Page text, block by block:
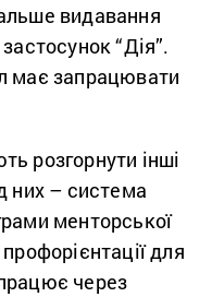
видавання
“Дія”.
має запрацювати
розгорнути інші
них – система
менторської
для
через